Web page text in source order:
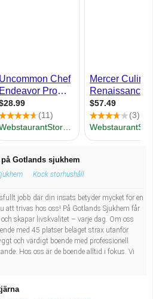
Medicinsk
Gotlands sjukhem
Kock storhushåll
jobb där din insats betyder mycket för en
att trivas hos oss! På Gotlands Sjukhem får
skapar livskvalitet – varje dag. Om oss
med 45 platser beläget strax utanför
och värdigt boende med professionell
Hos oss är de boende alltid i fokus. Vi